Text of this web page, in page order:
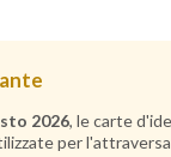
2026, le carte
per